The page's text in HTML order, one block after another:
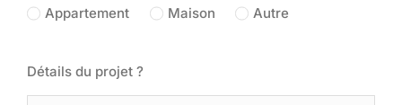
Appartement Maison Autre
Détails du projet ?